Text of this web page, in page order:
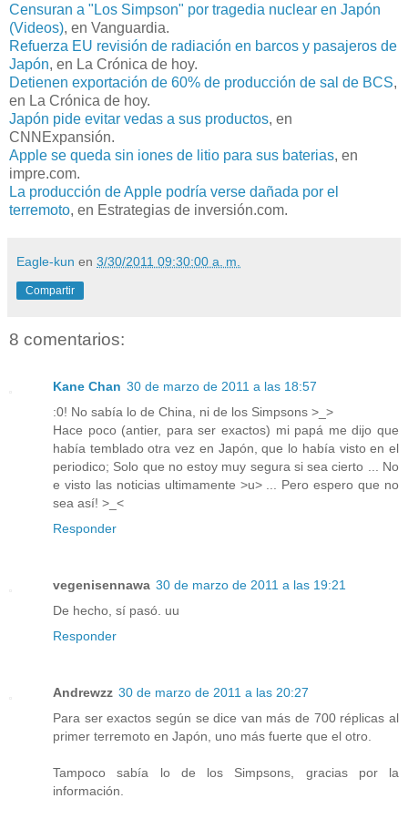
Censuran a "Los Simpson" por tragedia nuclear en Japón
(Videos), en Vanguardia.
Refuerza EU revisión de radiación en barcos y pasajeros de
Japón, en La Crónica de hoy.
Detienen exportación de 60% de producción de sal de BCS,
en La Crónica de hoy.
Japón pide evitar vedas a sus productos, en
CNNExpansión.
Apple se queda sin iones de litio para sus baterias, en
impre.com.
La producción de Apple podría verse dañada por el
terremoto, en Estrategias de inversión.com.
Eagle-kun en 3/30/2011 09:30:00 a. m.
Compartir
8 comentarios:
Kane Chan 30 de marzo de 2011 a las 18:57
:0! No sabía lo de China, ni de los Simpsons >_>
Hace poco (antier, para ser exactos) mi papá me dijo que
había temblado otra vez en Japón, que lo había visto en el
periodico; Solo que no estoy muy segura si sea cierto ... No
e visto las noticias ultimamente >u> ... Pero espero que no
sea así! >_<
Responder
vegenisennawa 30 de marzo de 2011 a las 19:21
De hecho, sí pasó. uu
Responder
Andrewzz 30 de marzo de 2011 a las 20:27
Para ser exactos según se dice van más de 700 réplicas al
primer terremoto en Japón, uno más fuerte que el otro.
Tampoco sabía lo de los Simpsons, gracias por la
información.